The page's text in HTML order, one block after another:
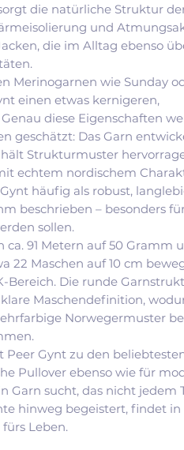
die natürliche Struktur
und
die im Alltag ebenso
Merinogarnen wie Sunday
einen etwas kernigeren,
diese Eigenschaften
geschätzt: Das Garn
Strukturmuster
echtem nordischem
häufig als robust,
beschrieben – besonders
sollen.
ca. 91 Metern auf 50 Gramm
22 Maschen auf 10 cm
Bereich. Die runde
Maschendefinition,
Norwegermuster
Peer Gynt zu den
Pullover ebenso wie für
Garn sucht, das nicht jedem
hinweg begeistert, findet in
Leben.